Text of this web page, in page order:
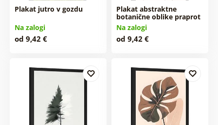
Plakat jutro v gozdu
Na zalogi
od 9,42 €
Plakat abstraktne
botanične oblike praprot
Na zalogi
od 9,42 €